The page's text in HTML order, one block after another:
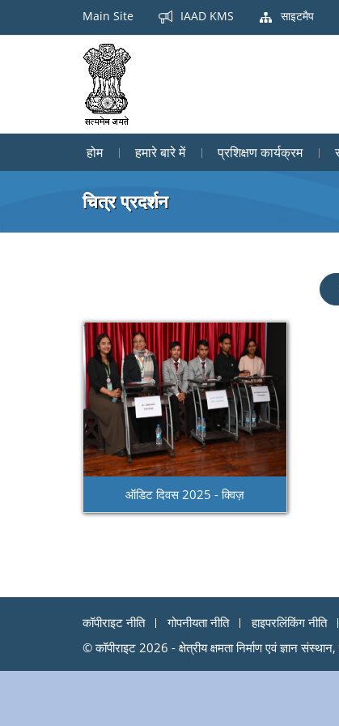
Main Site IAAD KMS साइटमैप
होम हमारे बारे में प्रशिक्षण कार्यक्रम
चित्र प्रदर्शन
ऑडिट दिवस 2025 - क्विज़
कॉपीराइट नीति गोपनीयता नीति हाइपरलिंकिंग नीति
© कॉपीराइट 2026 - क्षेत्रीय क्षमता निर्माण एवं ज्ञान